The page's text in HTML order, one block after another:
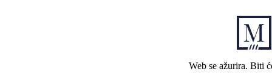
Web se ažurira. Biti